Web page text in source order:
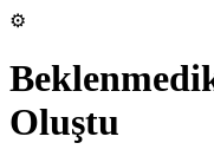
⚙️
Oluştu